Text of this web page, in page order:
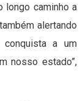
longo caminho a
alertando
a um
nosso estado”,